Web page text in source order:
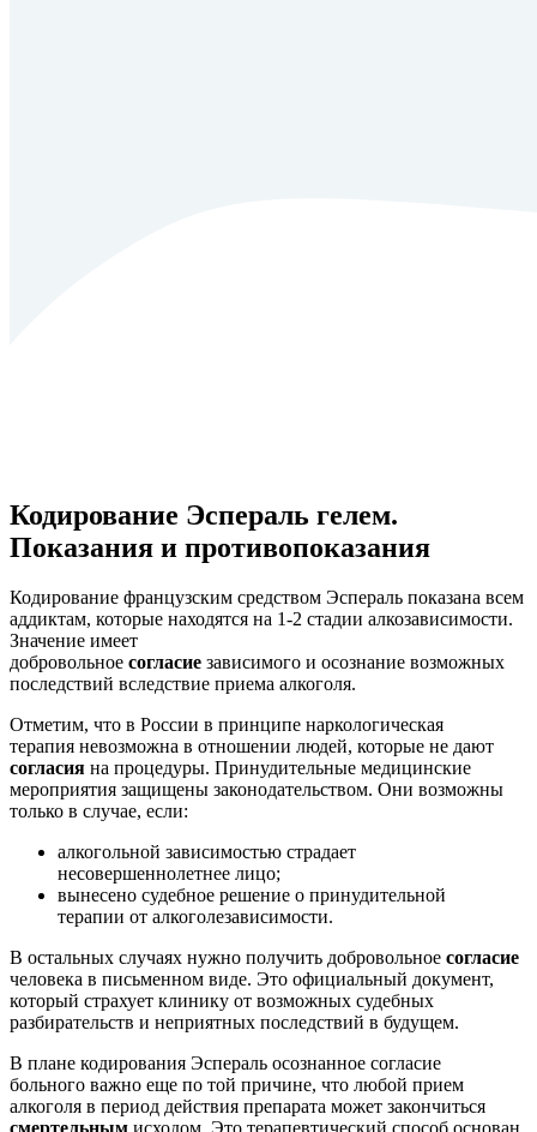
Кодирование Эспераль гелем.
Показания и противопоказания
Кодирование французским средством Эспераль показана всем
аддиктам, которые находятся на 1-2 стадии алкозависимости.
Значение имеет
добровольное согласие зависимого и осознание возможных
последствий вследствие приема алкоголя.
Отметим, что в России в принципе наркологическая
терапия невозможна в отношении людей, которые не дают
согласия на процедуры. Принудительные медицинские
мероприятия защищены законодательством. Они возможны
только в случае, если:
алкогольной зависимостью страдает
несовершеннолетнее лицо;
вынесено судебное решение о принудительной
терапии от алкоголезависимости.
В остальных случаях нужно получить добровольное согласие
человека в письменном виде. Это официальный документ,
который страхует клинику от возможных судебных
разбирательств и неприятных последствий в будущем.
В плане кодирования Эспераль осознанное согласие
больного важно еще по той причине, что любой прием
алкоголя в период действия препарата может закончиться